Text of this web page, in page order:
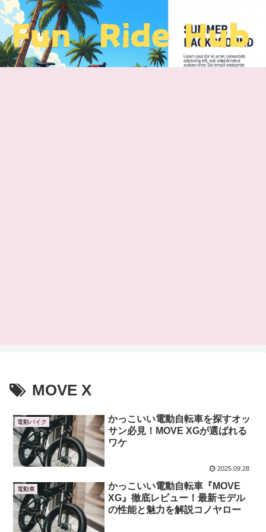
MOVE X
電動バイク
かっこいい電動自転車を探すオッ
サン必見！MOVE XGが選ばれる
ワケ
2025.09.28
電動車
かっこいい電動自転車『MOVE
XG』徹底レビュー！最新モデル
の性能と魅力を解説コノヤロー